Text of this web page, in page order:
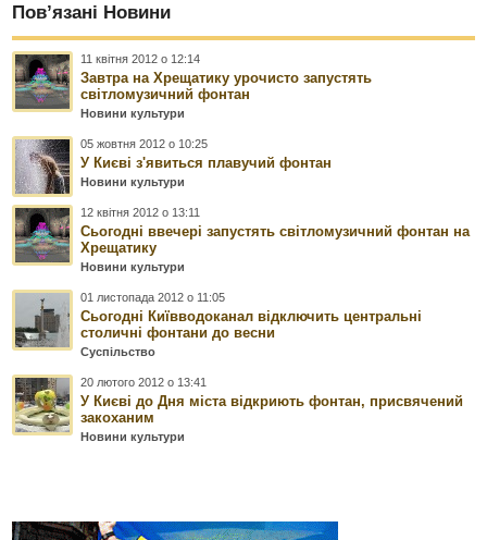
Пов’язані Новини
11 квітня 2012 о 12:14
Завтра на Хрещатику урочисто запустять
світломузичний фонтан
Новини культури
05 жовтня 2012 о 10:25
У Києві з'явиться плавучий фонтан
Новини культури
12 квітня 2012 о 13:11
Сьогодні ввечері запустять світломузичний фонтан на
Хрещатику
Новини культури
01 листопада 2012 о 11:05
Сьогодні Київводоканал відключить центральні
столичні фонтани до весни
Суспільство
20 лютого 2012 о 13:41
У Києві до Дня міста відкриють фонтан, присвячений
закоханим
Новини культури